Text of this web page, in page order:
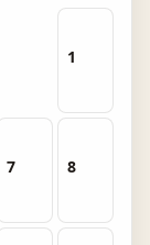
1
7 8